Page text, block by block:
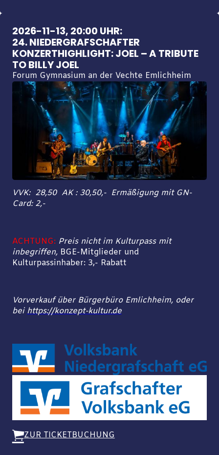
2026-11-13, 20:00 UHR:
24. NIEDERGRAFSCHAFTER
KONZERTHIGHLIGHT: JOEL – A TRIBUTE
TO BILLY JOEL
Forum Gymnasium an der Vechte Emlichheim
VVK: 28,50 AK : 30,50,- Ermäßigung mit GN-
Card: 2,-
ACHTUNG: Preis nicht im Kulturpass mit
inbegriffen, BGE-Mitglieder und
Kulturpassinhaber: 3,- Rabatt
Vorverkauf über Bürgerbüro Emlichheim, oder
beihttps://konzept-kultur.de
ZUR TICKETBUCHUNG